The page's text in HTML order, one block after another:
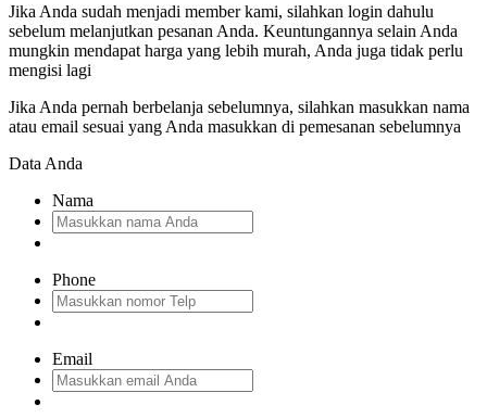
Jika Anda sudah menjadi member kami, silahkan login dahulu
sebelum melanjutkan pesanan Anda. Keuntungannya selain Anda
mungkin mendapat harga yang lebih murah, Anda juga tidak perlu
mengisi lagi
Jika Anda pernah berbelanja sebelumnya, silahkan masukkan nama
atau email sesuai yang Anda masukkan di pemesanan sebelumnya
Data Anda
Nama
Phone
Email